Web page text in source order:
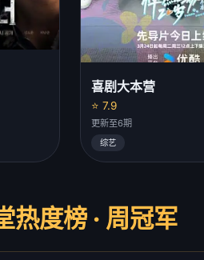
喜剧大本营
⭐ 7.9
更新至6期
综艺
热度榜 · 周冠军